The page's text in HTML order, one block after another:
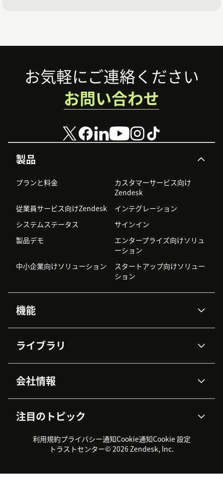
Footer
製品
プランと料金
カスタマーサービス向け
Zendesk
従業員サービス向けZendesk
インテグレーション
システムステータス
サインイン
製品デモ
エンタープライズ向けソリュ
ーション
中小企業向けソリューション
スタートアップ向けソリュー
ション
機能
Zendesk AI
高度なデータプライバシーと
データ保護
ナレッジベース
ワークフォースマネジメント
カスタマーポータル
ライブラリ
APIと開発者向け情報
AI研究
イベント情報
導入事例
トライアル体験とFAQ
会社情報
採用情報
インクルージョン＆ビロンギ
サステナビリティレポート
Zendesk Foundation
注目のトピック
CX Trends 2026
製品のアップデート情報
カスタマーサポートツール
ヘルプデスク向けチケット管
お気軽にご連絡ください
お問い合わせ
利用規約プライバシー通知Cookie通知Cookie 設定
トラストセンター© 2026 Zendesk, Inc.